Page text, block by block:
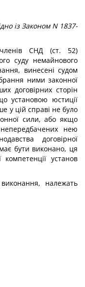
із Законом N 1837-
СНД (ст. 52)
суду немайнового
винесені судом
ними законної
договірних сторін
установою юстиції
у цій справі не було
сили, або якщо
нею
договірної
бути виконано, ця
установ
належать